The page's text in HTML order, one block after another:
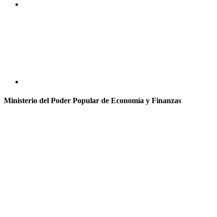
Ministerio del Poder Popular de Economía y Finanzas